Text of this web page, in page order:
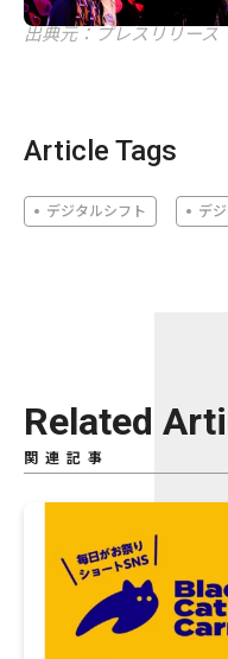
出典元：プレスリリース
Article Tags
デジタルシフト デ
Related
関連記事